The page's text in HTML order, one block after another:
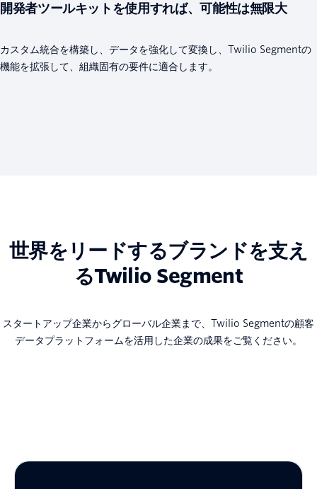
開発者ツールキットを使用すれば、可能性は無限大
カスタム統合を構築し、データを強化して変換し、Twilio Segmentの
機能を拡張して、組織固有の要件に適合します。
世界をリードするブランドを支え
るTwilio Segment
スタートアップ企業からグローバル企業まで、Twilio Segmentの顧客
データプラットフォームを活用した企業の成果をご覧ください。